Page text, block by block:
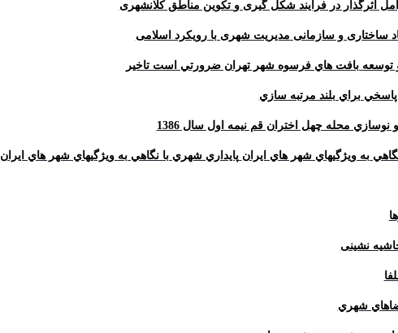
اثرگذار در فرایند شکل گیری و تکوین مناطق کلانشهری
ساختاری و سازمانی مدیریت شهری با رویکرد اسلامی
و توسعه بافت هاي فرسوه شهر تهران ضرورتي است تاخير
پاسخي براي بلند مرتبه سازي
و نوسازي محله چهل اختران قم نيمه اول سال 1386
به ويژگيهاي شهر هاي ايران پايداري شهري با نگاهي به ويژگيهاي شهر هاي ايران
نشینی
شهري